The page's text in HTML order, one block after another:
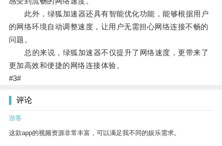
此外，绿狐加速器还具有智能优化功能，能够根据用户
的网络环境自动调整速度，让用户无需担心网络连接不畅的
问题。
总的来说，绿狐加速器不仅提升了网络速度，更带来了
更加高效和便捷的网络连接体验。
#3#
评论
游客
这款app的视频资源非常丰富，可以满足我不同的娱乐需求。